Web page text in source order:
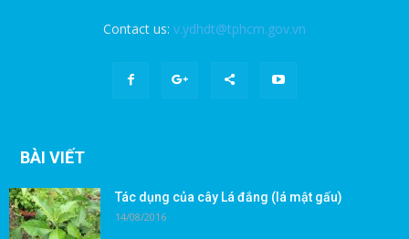
Contact us: v.ydhdt@tphcm.gov.vn
BÀI VIẾT
Tác dụng của cây Lá đắng (lá mật gấu)
14/08/2016